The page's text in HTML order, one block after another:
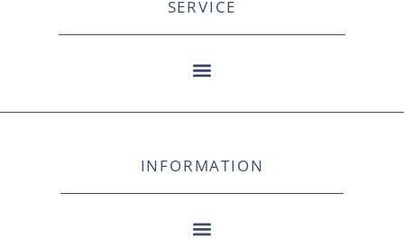
SERVICE
INFORMATION